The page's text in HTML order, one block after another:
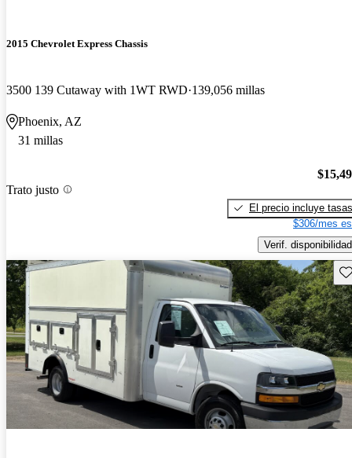
2015 Chevrolet Express Chassis
3500 139 Cutaway with 1WT RWD 139,056 millas
Phoenix, AZ
31 millas
Trato justo
El precio incluye tasas
$306/mes
Verif. disponibilidad